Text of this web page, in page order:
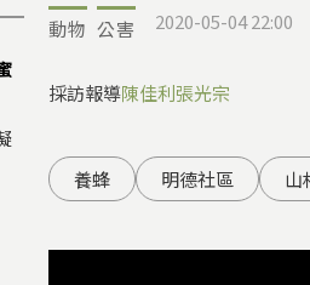
動物 公害 2020-05-04 22:00
採訪報導陳佳利張光宗
養蜂 明德社區 山